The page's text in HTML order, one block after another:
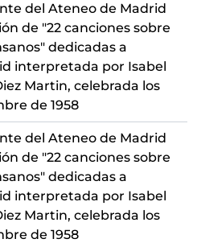
del Ateneo de Madrid
de "22 canciones sobre
dedicadas a
interpretada por Isabel
Martin, celebrada los
de 1958
del Ateneo de Madrid
de "22 canciones sobre
dedicadas a
interpretada por Isabel
Martin, celebrada los
de 1958